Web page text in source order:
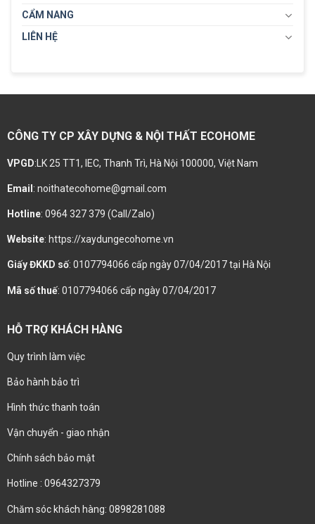
CẨM NANG
LIÊN HỆ
CÔNG TY CP XÂY DỰNG & NỘI THẤT ECOHOME
VPGD:LK 25 TT1, IEC, Thanh Trì, Hà Nội 100000, Việt Nam
Email : noithatecohome@gmail.com
Hotline: 0964 327 379 (Call/Zalo)
Website: https://xaydungecohome.vn
Giấy ĐKKD số: 0107794066 cấp ngày 07/04/2017 tại Hà Nội
Mã số thuế: 0107794066 cấp ngày 07/04/2017
HỖ TRỢ KHÁCH HÀNG
Quy trình làm việc
Bảo hành bảo trì
Hình thức thanh toán
Vận chuyển - giao nhận
Chính sách bảo mật
Hotline : 0964327379
Chăm sóc khách hàng: 0898281088